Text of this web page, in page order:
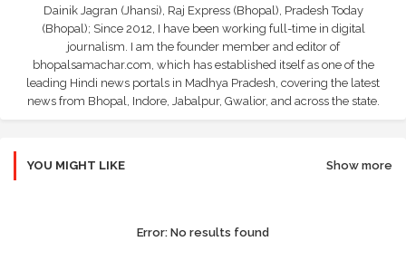
Dainik Jagran (Jhansi), Raj Express (Bhopal), Pradesh Today
(Bhopal); Since 2012, I have been working full-time in digital
journalism. I am the founder member and editor of
bhopalsamachar.com, which has established itself as one of the
leading Hindi news portals in Madhya Pradesh, covering the latest
news from Bhopal, Indore, Jabalpur, Gwalior, and across the state.
YOU MIGHT LIKE Show more
Error: No results found